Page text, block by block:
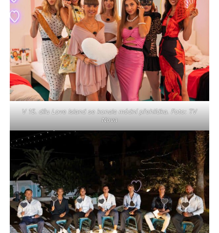
V 15. dílu Love Island se konala módní přehlídka. Foto: TV
Nova